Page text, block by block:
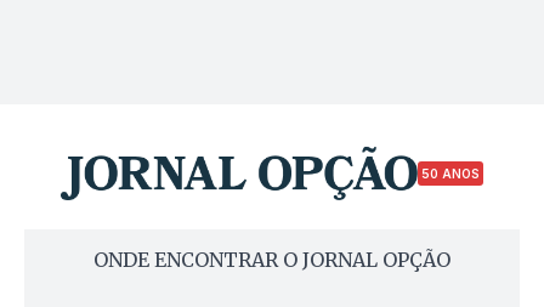
50 ANOS
ONDE ENCONTRAR O JORNAL OPÇÃO